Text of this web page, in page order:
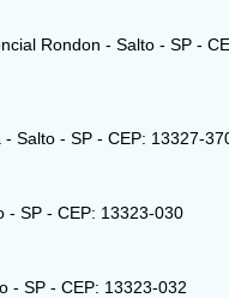
Rondon - Salto - SP -
Salto - SP - CEP: 13327-
- SP - CEP: 13323-030
- SP - CEP: 13323-032